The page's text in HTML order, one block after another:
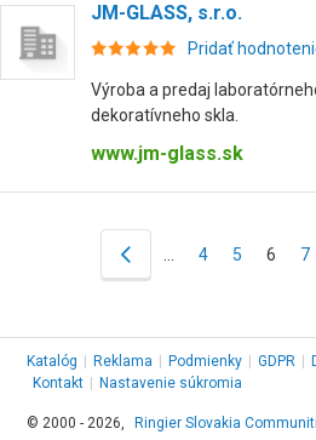
JM-GLASS, s.r.o.
Pridať
Výroba a predaj
dekoratívneho skla.
www.jm-glass.sk
4 5 6 7
Katalóg Reklama Podmienky GDPR
Kontakt
Nastavenie súkromia
© 2000 - 2026, Ringier Slovakia